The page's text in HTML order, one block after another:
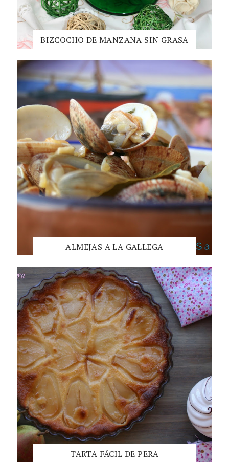
BIZCOCHO DE MANZANA SIN GRASA
ALMEJAS A LA GALLEGA
TARTA FÁCIL DE PERA